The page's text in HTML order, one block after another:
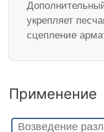
укрепляет
сцепление
Применение
Возведение